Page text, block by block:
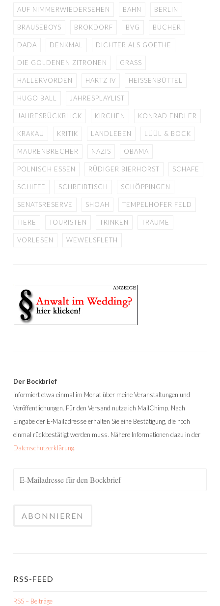
AUF NIMMERWIEDERSEHEN BAHN BERLIN
BRAUSEBOYS BROKDORF BVG BÜCHER
DADA DENKMAL DICHTER ALS GOETHE
DIE GOLDENEN ZITRONEN GRASS
HALLERVORDEN HARTZ IV HEISSENBÜTTEL
HUGO BALL JAHRESPLAYLIST
JAHRESRÜCKBLICK KIRCHEN KONRAD ENDLER
KRAKAU KRITIK LANDLEBEN LÜÜL & BOCK
MAURENBRECHER NAZIS OBAMA
POLNISCH ESSEN RÜDIGER BIERHORST SCHAFE
SCHIFFE SCHREIBTISCH SCHÖPPINGEN
SENATSRESERVE SHOAH TEMPELHOFER FELD
TIERE TOURISTEN TRINKEN TRÄUME
VORLESEN WEWELSFLETH
Der Bockbrief
informiert etwa einmal im Monat über meine Veranstaltungen und
Veröffentlichungen. Für den Versand nutze ich MailChimp. Nach
Eingabe der E-Mailadresse erhalten Sie eine Bestätigung, die noch
einmal rückbestätigt werden muss. Nähere Informationen dazu in der
Datenschutzerklärung.
RSS-FEED
RSS – Beiträge